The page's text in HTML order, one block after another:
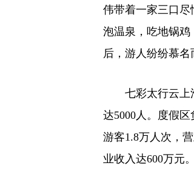
伟带着一家三口尽
泡温泉，吃地锅鸡
后，游人纷纷慕名
七彩太行云上
达5000人。度假
游客1.8万人次，
业收入达600万元。